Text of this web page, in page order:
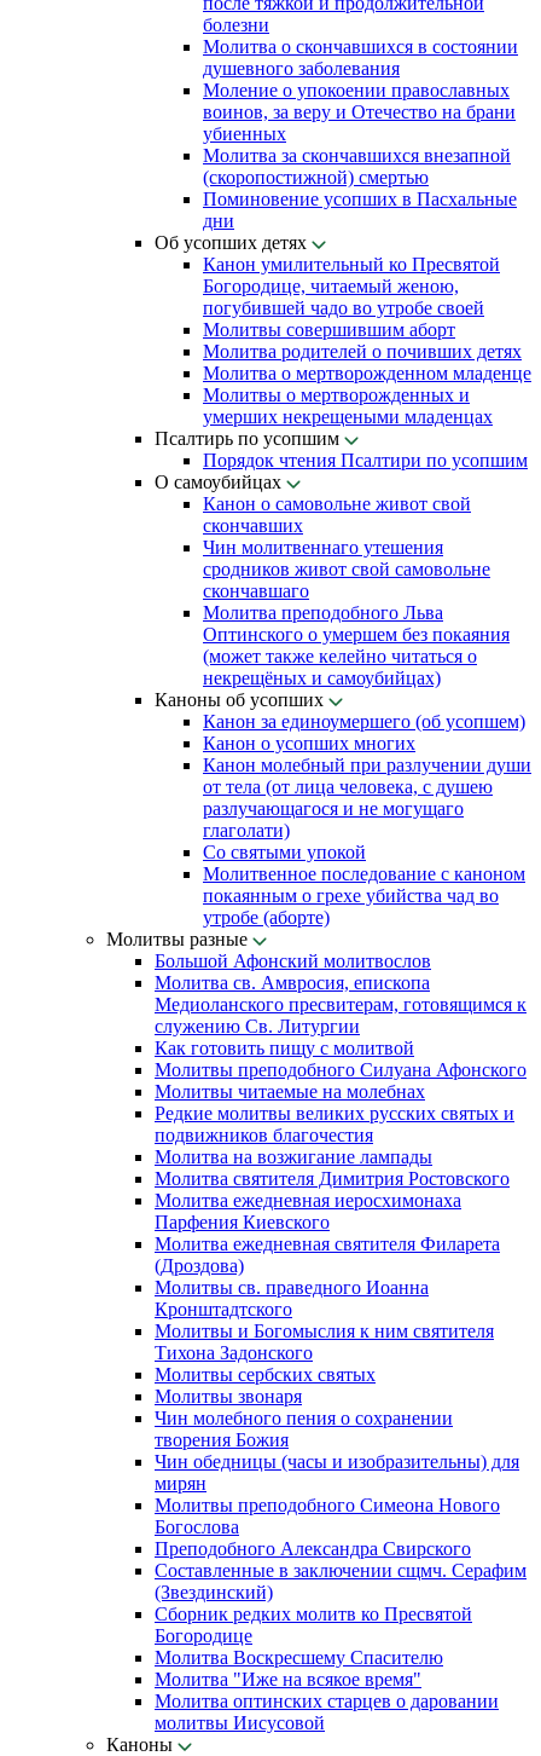
болезни
Молитва о скончавшихся в состоянии
душевного заболевания
Моление о упокоении православных
воинов, за веру и Отечество на брани
убиенных
Молитва за скончавшихся внезапной
(скоропостижной) смертью
Поминовение усопших в Пасхальные
дни
Об усопших детях
Канон умилительный ко Пресвятой
Богородице, читаемый женою,
погубившей чадо во утробе своей
Молитвы совершившим аборт
Молитва родителей о почивших детях
Молитва о мертворожденном младенце
Молитвы о мертворожденных и
умерших некрещеными младенцах
Псалтирь по усопшим
Порядок чтения Псалтири по усопшим
О самоубийцах
Канон о самовольне живот свой
скончавших
Чин молитвеннаго утешения
сродников живот свой самовольне
скончавшаго
Молитва преподобного Льва
Оптинского о умершем без покаяния
(может также келейно читаться о
некрещёных и самоубийцах)
Каноны об усопших
Канон за единоумершего (об усопшем)
Канон о усопших многих
Канон молебный при разлучении души
от тела (от лица человека, с душею
разлучающагося и не могущаго
глаголати)
Со святыми упокой
Молитвенное последование с каноном
покаянным о грехе убийства чад во
утробе (аборте)
Молитвы разные
Большой Афонский молитвослов
Молитва св. Амвросия, епископа
Медиоланского пресвитерам, готовящимся к
служению Св. Литургии
Как готовить пищу с молитвой
Молитвы преподобного Силуана Афонского
Молитвы читаемые на молебнах
Редкие молитвы великих русских святых и
подвижников благочестия
Молитва на возжигание лампады
Молитва святителя Димитрия Ростовского
Молитва ежедневная иеросхимонаха
Парфения Киевского
Молитва ежедневная святителя Филарета
(Дроздова)
Молитвы св. праведного Иоанна
Кронштадтского
Молитвы и Богомыслия к ним святителя
Тихона Задонского
Молитвы сербских святых
Молитвы звонаря
Чин молебного пения о сохранении
творения Божия
Чин обедницы (часы и изобразительны) для
мирян
Молитвы преподобного Симеона Нового
Богослова
Преподобного Александра Свирского
Составленные в заключении сщмч. Серафим
(Звездинский)
Сборник редких молитв ко Пресвятой
Богородице
Молитва Воскресшему Спасителю
Молитва "Иже на всякое время"
Молитва оптинских старцев о даровании
молитвы Иисусовой
Каноны